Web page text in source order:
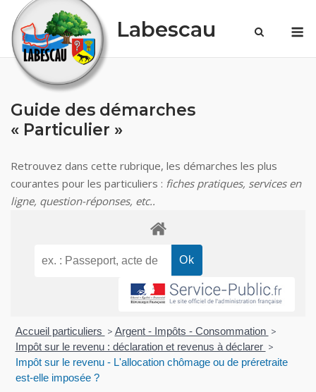
content
Labescau
Guide des démarches
« Particulier »
Retrouvez dans cette rubrique, les démarches les plus
courantes pour les particuliers : fiches pratiques, services en
ligne, question-réponses, etc..
Accueil particuliers > Argent - Impôts - Consommation >
Impôt sur le revenu : déclaration et revenus à déclarer >
Impôt sur le revenu - L'allocation chômage ou de préretraite
est-elle imposée ?